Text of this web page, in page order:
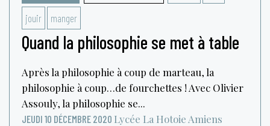
jouir manger
Quand la philosophie se met à table
Après la philosophie à coup de marteau, la
philosophie à coup…de fourchettes ! Avec Olivier
Assouly, la philosophie se...
JEUDI 10 DÉCEMBRE 2020 Lycée La Hotoie Amiens